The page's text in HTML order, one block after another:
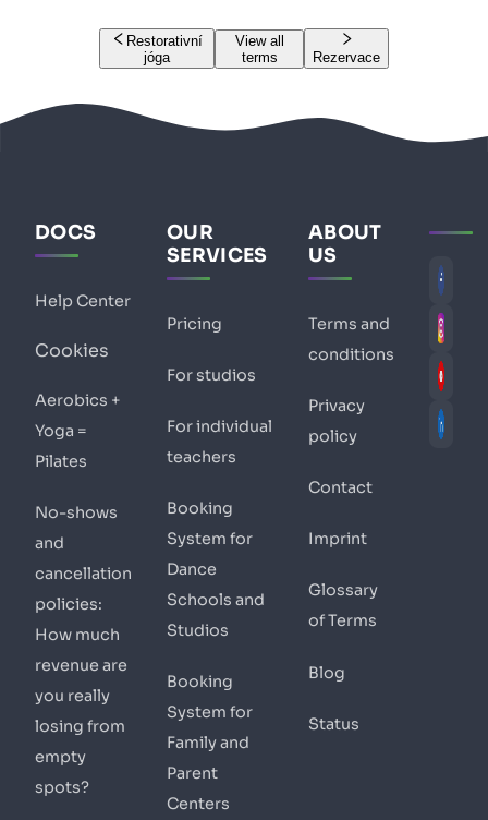
Restorativní
jóga
View all
terms
Rezervace
DOCS
Help Center
Cookies
Aerobics +
Yoga =
Pilates
No-shows
and
cancellation
policies:
How much
revenue are
you really
losing from
empty
spots?
OUR
SERVICES
Pricing
For studios
For individual
teachers
Booking
System for
Dance
Schools and
Studios
Booking
System for
Family and
Parent
Centers
ABOUT
US
Terms and
conditions
Privacy
policy
Contact
Imprint
Glossary
of Terms
Blog
Status